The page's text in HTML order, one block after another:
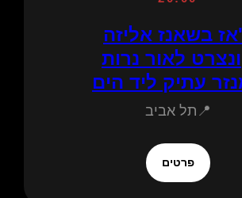
בשאנז אליזה
לאור נרות
עתיק ליד הים
📍תל אביב
פרטים